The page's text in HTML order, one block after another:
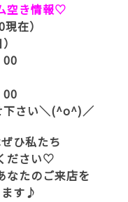
空き情報♡
在）
00
00
下さい＼(^o^)／
ひ私たち
ださい♡
なたのご来店を
ます♪